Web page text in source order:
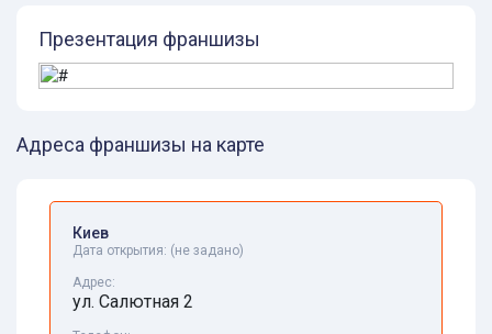
Презентация франшизы
Адреса франшизы на карте
Киев
Дата открытия: (не задано)
Адрес:
ул. Салютная 2